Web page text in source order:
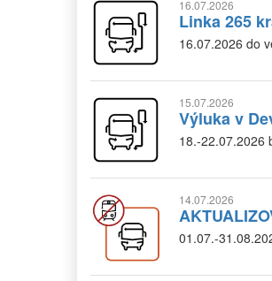
16.07.2026
Linka 265
16.07.2026 do
15.07.2026
Výluka v
18.-22.07.2026
14.07.2026
01.07.-